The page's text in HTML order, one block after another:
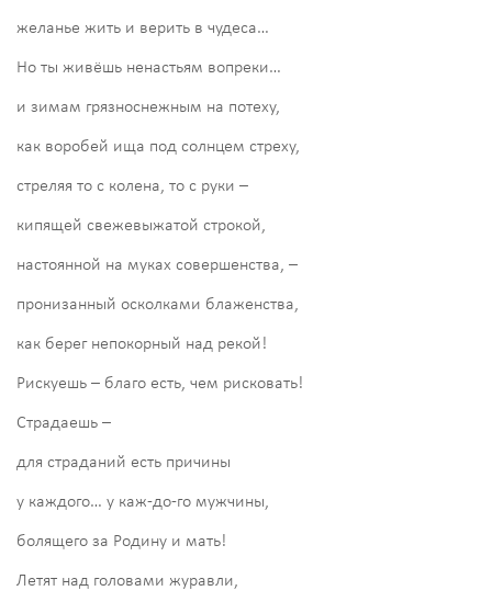
желанье жить и верить в чудеса…
Но ты живёшь ненастьям вопреки…
и зимам грязноснежным на потеху,
как воробей ища под солнцем стреху,
стреляя то с колена, то с руки –
кипящей свежевыжатой строкой,
настоянной на муках совершенства, –
пронизанный осколками блаженства,
как берег непокорный над рекой!
Рискуешь – благо есть, чем рисковать!
Страдаешь –
для страданий есть причины
у каждого… у каж-до-го мужчины,
болящего за Родину и мать!
Летят над головами журавли,